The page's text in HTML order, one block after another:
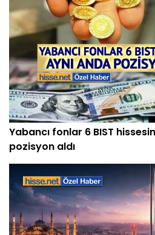
Yabancı fonlar 6 BIST
pozisyon aldı